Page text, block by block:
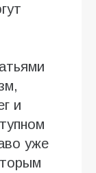
и
уже